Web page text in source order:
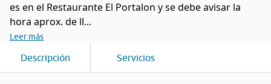
es en el Restaurante El Portalon y se debe avisar la
hora aprox. de ll...
Leer más
Descripción Servicios